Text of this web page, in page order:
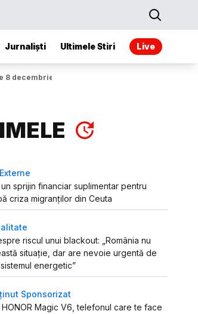
Jurnaliști Ultimele Stiri Live
8 decembrie
sprijin financiar suplimentar pentru
criza migranților din Ceuta
riscul unui blackout: „România nu
situație, dar are nevoie urgentă de
energetic”
Sponsorizat
Magic V6, telefonul care te face